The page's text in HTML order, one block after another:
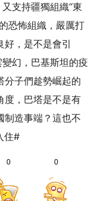
支持疆獨組織“東
恐怖組織，嚴厲打
好，是不是會引
幻，巴基斯坦的疫
分子們趁勢崛起的
度，巴塔是不是有
制造事端？這也不
住#
0 0